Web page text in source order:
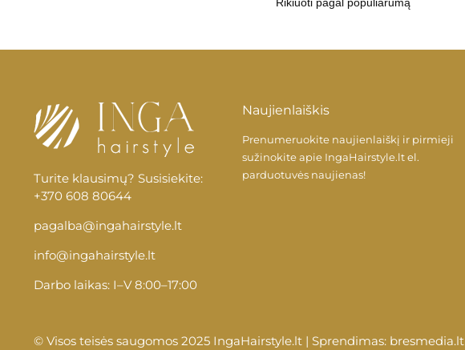
Turite klausimų? Susisiekite:
+370 608 80644
pagalba@ingahairstyle.lt
info@ingahairstyle.lt
Darbo laikas: I–V 8:00–17:00
Naujienlaiškis
Prenumeruokite naujienlaiškį ir pirmieji
sužinokite apie IngaHairstyle.ltel.
parduotuvės naujienas!
© Visos teisės saugomos 2025 IngaHairstyle.lt | Sprendimas: bresmedia.lt